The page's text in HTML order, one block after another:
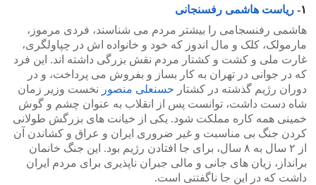
۱-
ریاست هاشمی رفسنجانی
هاشمی رفنسجامی را بیشتر مردم می شناسند، فردی مرموز،
مارمولک، کلک و مال اندوز که خود و خانواده اش در چپاولگری،
غارت ملی و کشت و کشتار مردم نقش بزرگی داشته اند. این فرد
که در جوانی در تهران به کار بساز و بفروش می پرداخت، و در
دوران رژیم گذشته در کشتار حسنعلی منصور نخست وزیر زمان
شاه دست داشت، توانست پس از انقلاب به عنوان چشم و گوش
خمینی همه کاره مملکت شود. یکی از خیانت های بزرگش طولانی
کردن جنگ بی مناسبت و غیر ضروری ایران و عراق و کشاندن آن
از ۲ سال به ۸ سال، برای جا افتادن رژیم بود. این جنگ خانمان
برانداز، زیان های جانی و مالی جبران ناپذیری برای مردم ایران
داشت که در این جا ناگفتنی است.